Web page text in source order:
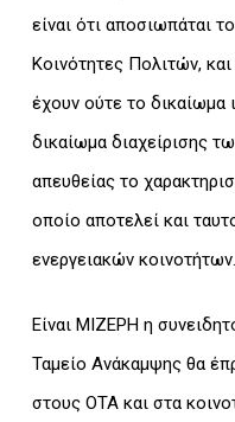
είναι ότι αποσιωπάται
Κοινότητες Πολιτών,
έχουν ούτε το δικαίωμα
δικαίωμα διαχείρισης
απευθείας το
οποίο αποτελεί και
ενεργειακών κοινοτήτων.
Είναι ΜΙΖΕΡΗ η
Ταμείο Ανάκαμψης θα
στους ΟΤΑ και στα